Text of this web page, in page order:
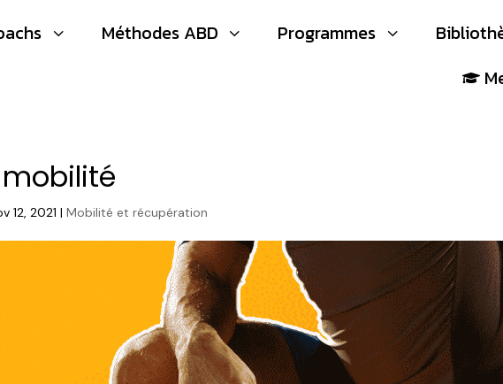
3 3
Méthodes ABD 3
Programmes

12, 2021 |Mobilité et récupération